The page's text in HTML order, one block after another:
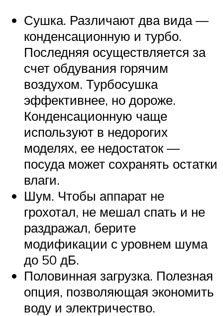
Сушка. Различают два вида —
конденсационную и турбо.
Последняя осуществляется за
счет обдувания горячим
воздухом. Турбосушка
эффективнее, но дороже.
Конденсационную чаще
используют в недорогих
моделях, ее недостаток —
посуда может сохранять остатки
влаги.
Шум. Чтобы аппарат не
грохотал, не мешал спать и не
раздражал, берите
модификации с уровнем шума
до 50 дБ.
Половинная загрузка. Полезная
опция, позволяющая экономить
воду и электричество.